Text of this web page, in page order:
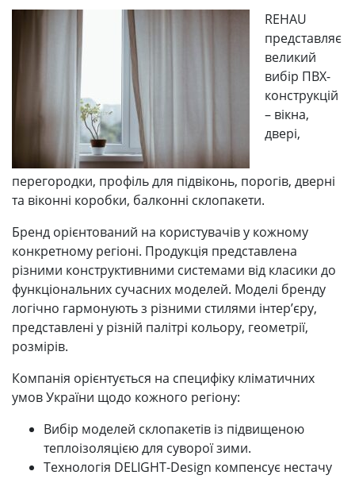
REHAU
представляє
великий
вибір ПВХ-
конструкцій
– вікна,
двері,
перегородки, профіль для підвіконь, порогів, дверні
та віконні коробки, балконні склопакети.
Бренд орієнтований на користувачів у кожному
конкретному регіоні. Продукція представлена ​​
різними конструктивними системами від класики до
функціональних сучасних моделей. Моделі бренду
логічно гармонують з різними стилями інтер’єру,
представлені у різній палітрі кольору, геометрії,
розмірів.
Компанія орієнтується на специфіку кліматичних
умов України щодо кожного регіону:
Вибір моделей склопакетів із підвищеною
теплоізоляцією для суворої зими.
Технологія DELIGHT-Design компенсує нестачу